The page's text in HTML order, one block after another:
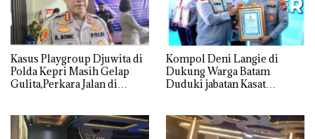
Kasus Playgroup Djuwita di
Polda Kepri Masih Gelap
Gulita,Perkara Jalan di
Kompol Deni Langie di
Dukung Warga Batam
Duduki jabatan Kasat